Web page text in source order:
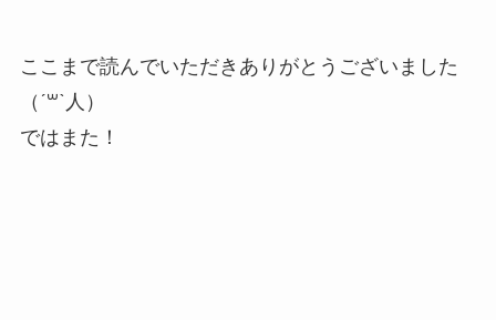
ここまで読んでいただきありがとうございました
（ˊ꒳​ˋ人）
ではまた！